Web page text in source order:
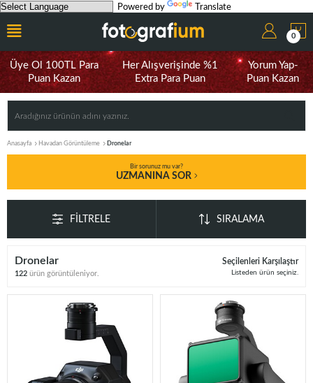
Powered by Translate
0
Üye Ol 100TL Para
Puan Kazan
Her Alışverişinde %1
Extra Para Puan
Yorum Yap-
Puan Kazan
Anasayfa Havadan Görüntüleme Dronelar
Bir sorunuz mu var?
UZMANINA SOR
FILTRELE SIRALAMA
Dronelar
122 ürün görüntüleniyor.
Seçilenleri Karşılaştır
Listeden ürün seçiniz.